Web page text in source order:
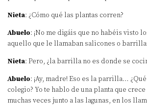
Nieta: ¿Cómo qué las plantas corren?
Abuelo: ¡No me digáis que no habéis visto
aquello que le llamaban salicones o
Nieta: Pero, ¿la barrilla no es donde se
Abuelo: ¡Ay, madre! Eso es la parrilla…
colegio? Yo te hablo de una planta que
muchas veces junto a las lagunas, en los